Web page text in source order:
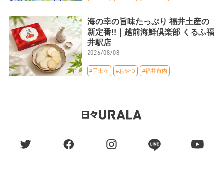
海の幸の旨味たっぷり 福井土産の
新定番!!｜越前海鮮倶楽部 くるふ福
井駅店
2026/08/08
#手土産 #おやつ #福井市内